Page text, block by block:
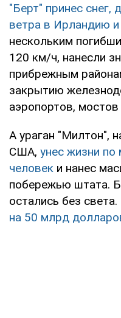
"Берт" принес
ветра в Ирландию
нескольким
120 км/ч, нанесли
прибрежным
закрытию
аэропортов, мостов
А ураган "Милтон",
США, унес жизни
человек и нанес
побережью штата.
остались без
на 50 млрд